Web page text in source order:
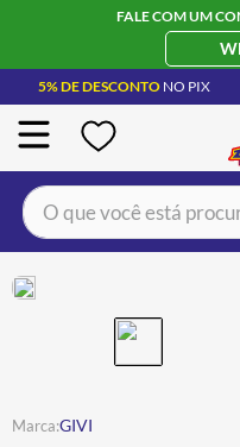
FALE COM UM
5% DE DESCONTO NO PIX
O que você está
GIVI
BOTA
4º ÓCULOS SOLAR